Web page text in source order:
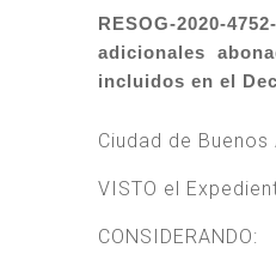
RESOG-2020-
adicionales
incluidos en el
Ciudad de
VISTO el
CONSIDERANDO: